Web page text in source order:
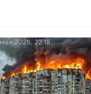
2025, 22:18